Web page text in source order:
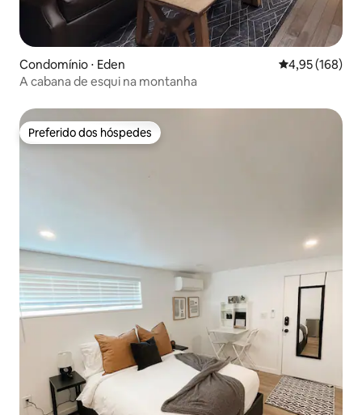
Condomínio ⋅ Eden 4,95 de uma
4,95 (168)
A cabana de esqui na montanha
Preferido dos hóspedes
Preferido dos hóspedes